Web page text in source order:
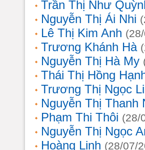
Trần Thị Như
Nguyễn Thị Ái Nhi
Lê Thị Kim Anh
Trương Khánh Hà
Nguyễn Thị Hà My
Thái Thị Hồng
Trương Thị Ngọc
Nguyễn Thị Thanh
Phạm Thi Thôi (28/
Nguyễn Thị Ngọc
Hoàng Linh (28/07/